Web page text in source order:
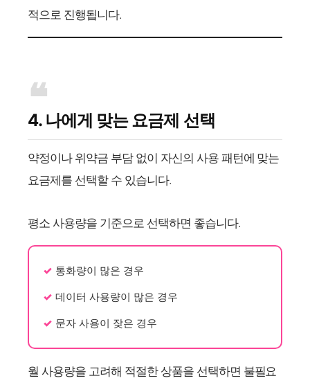
적으로 진행됩니다.
4. 나에게 맞는 요금제 선택
약정이나 위약금 부담 없이 자신의 사용 패턴에 맞는
요금제를 선택할 수 있습니다.
평소 사용량을 기준으로 선택하면 좋습니다.
통화량이 많은 경우
데이터 사용량이 많은 경우
문자 사용이 잦은 경우
월 사용량을 고려해 적절한 상품을 선택하면 불필요